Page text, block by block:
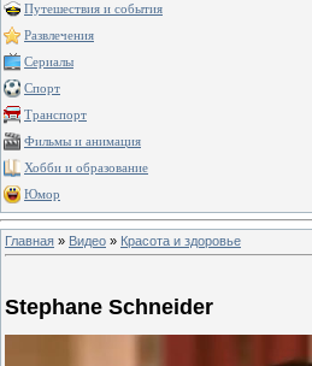
Путешествия и события
Развлечения
Сериалы
Спорт
Транспорт
Фильмы и анимация
Хобби и образование
Юмор
Главная » Видео » Красота и здоровье
Stephane Schneider